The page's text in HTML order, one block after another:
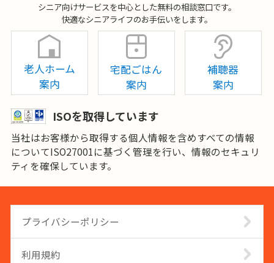
シニア向けサービスを中心とした無料の相談窓口です。
快適なシニアライフのお手伝いをします。
老人ホーム
案内
宅配ごはん
案内
補聴器
案内
ISOを取得しています
当社はお客様から取得する個人情報を含めすべての情報
についてISO27001に基づく管理を行い、情報のセキュリ
ティを確保しています。
プライバシーポリシー
利用規約